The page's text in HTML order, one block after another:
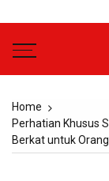
Home
Perhatian Khusus
Berkat untuk